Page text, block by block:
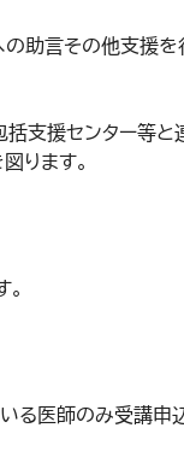
の助言その他支
援センター等と
ります。
医師のみ受講申